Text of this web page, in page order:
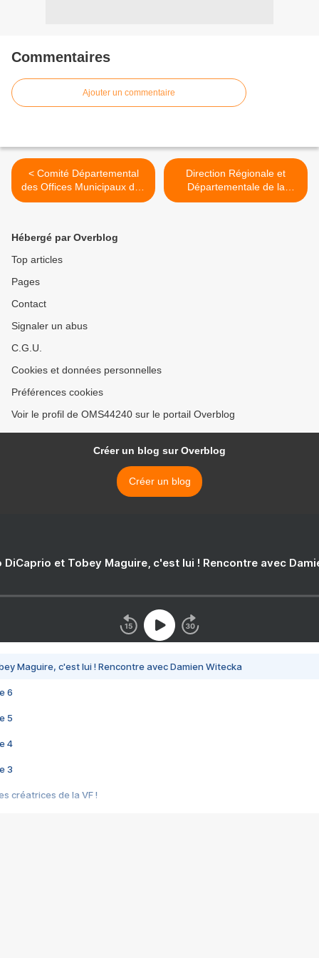
Commentaires
Ajouter un commentaire
< Comité Départemental
des Offices Municipaux des
Sports de Loire Atlantique
Direction Régionale et
Départementale de la
Jeunesse et des Sports et
Hébergé par Overblog
Top articles
Pages
Contact
Signaler un abus
C.G.U.
Cookies et données personnelles
Préférences cookies
Voir le profil de OMS44240 sur le portail Overblog
Créer un blog sur Overblog
Créer un blog
DiCaprio et Tobey Maguire, c'est lui ! Rencontre avec
Maguire, c'est lui ! Rencontre avec Damien Witecka
6
5
4
3
créatrices de la VF !